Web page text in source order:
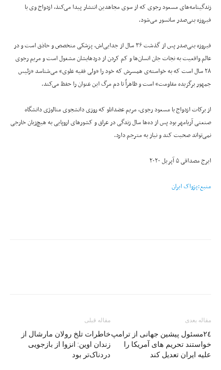
زندگینامه‌های‌ مسعود رجوی که از سوی مجاهدین انتشار پیدا می‌کنذ، ازدواج وی با
فیروزه بنی‌صدر سانسور می‌شود.
فیروزه بنی‌صدر پس از گذشت ۳۶ سال از جدایی‌اش، پزشکی متخصص و حاذق است و در
عالم واقعیت به نجات جان انسان‌ها و کم کردن از دردهایشان مشغول است و مریم رجوی
۲۸ سال است که به خواسته‌ی همسرش که خود را «ولی فقیه علوی» می‌شناسد «زئیس
جمهور برگزیده مقاومت»‌ است و ظاهراً تا دم مرگ این عنوان را حفظ می‌کند.
از برکات ازدواج با مسعود رجوی، مریم عضدانلو که روزی دانشجوی متالوژی دانشگاه
صنعتی آریامهر بود پس از ده‌ها سال زندگی در عراق و کشورهای اروپایی به هیچ‌زبان خارجی
نمی‌تواند صحبت کند و نیاز به مترجم دارد.
ایرج مصداقی ۵ آپریل ۲۰۲۰
منبع:پژواک ایران
مقاله قبلی
خاطرات تلخ رولان مارشال از
زندان اوین: انزوا از بازجویی
دردناک‌تر بود
مقاله بعدی
٢٤مسئول پیشین جهانی از ترامپ
خواستند تحریم های آمریکا را
علیه ایران تعدیل کند